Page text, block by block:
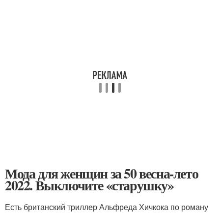
Мода для женщин за 50 весна-лето
2022. Выключите «старушку»
Есть британский триллер Альфреда Хичкока по роману